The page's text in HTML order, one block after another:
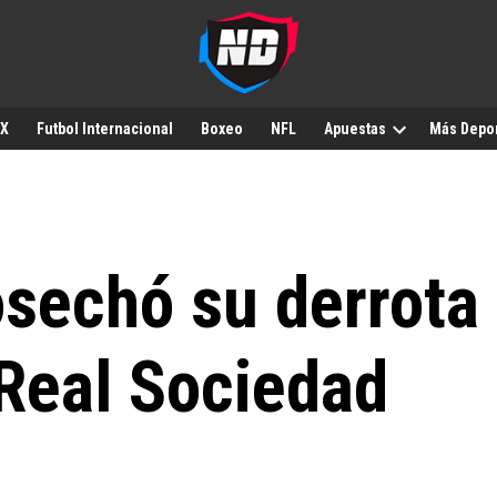
Futbol Internacional Boxeo NFL Apuestas Más
su
Sociedad